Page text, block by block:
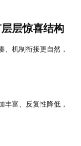
层惊喜结构
、机制衔接更自然，
丰富、反复性降低，